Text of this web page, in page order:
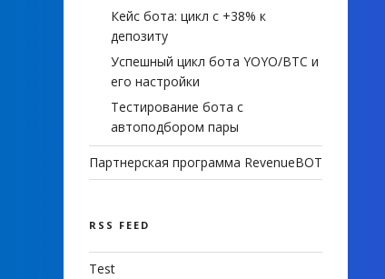
Кейс бота: цикл с +38% к
депозиту
Успешный цикл бота YOYO/BTC и
его настройки
Тестирование бота с
автоподбором пары
Партнерская программа RevenueBOT
RSS FEED
Test